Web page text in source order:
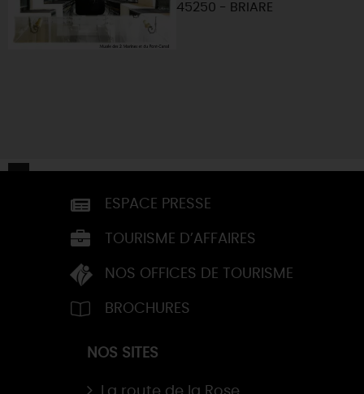
45250 - BRIARE
ESPACE PRESSE
TOURISME D’AFFAIRES
NOS OFFICES DE TOURISME
BROCHURES
NOS SITES